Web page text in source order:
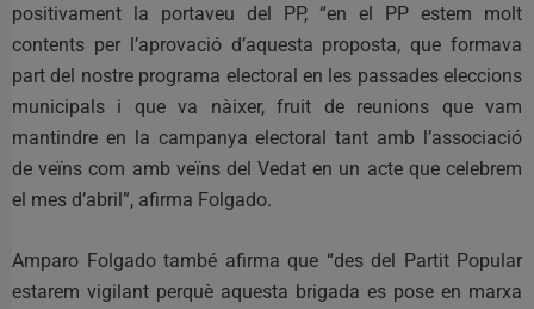
positivament la portaveu del PP, “en el PP estem molt
contents per l’aprovació d’aquesta proposta, que formava
part del nostre programa electoral en les passades eleccions
municipals i que va nàixer, fruit de reunions que vam
mantindre en la campanya electoral tant amb l’associació
de veïns com amb veïns del Vedat en un acte que celebrem
el mes d’abril”, afirma Folgado.
Amparo Folgado també afirma que “des del Partit Popular
estarem vigilant perquè aquesta brigada es pose en marxa